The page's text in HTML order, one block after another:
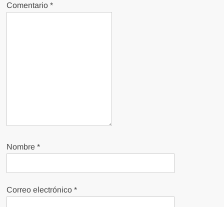
Comentario*
Nombre*
Correo electrónico*